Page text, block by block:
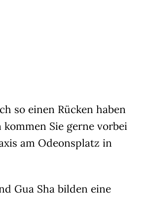
so einen Rücken haben
Sie gerne vorbei
am Odeonsplatz in
Gua Sha bilden eine